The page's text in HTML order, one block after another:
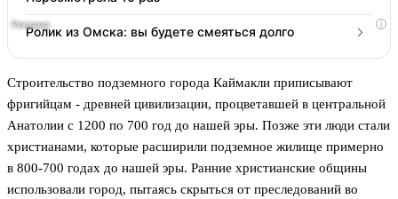
i
Ролик из Омска: вы будете смеяться долго
Строительство подземного города Каймакли приписывают
фригийцам - древней цивилизации, процветавшей в центральной
Анатолии с 1200 по 700 год до нашей эры. Позже эти люди стали
христианами, которые расширили подземное жилище примерно
в 800-700 годах до нашей эры. Ранние христианские общины
использовали город, пытаясь скрыться от преследований во